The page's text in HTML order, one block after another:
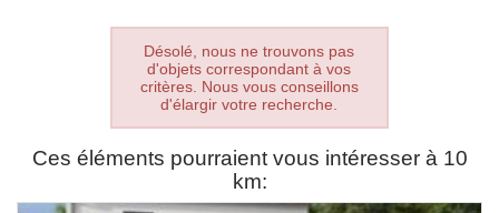
Désolé, nous ne trouvons pas
d'objets correspondant à vos
critères. Nous vous conseillons
d'élargir votre recherche.
Ces éléments pourraient vous intéresser à 10
km: